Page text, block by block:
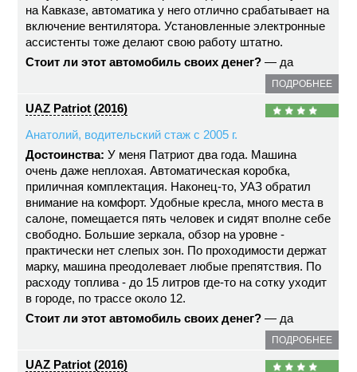
на Кавказе, автоматика у него отлично срабатывает на
включение вентилятора. Установленные электронные
ассистенты тоже делают свою работу штатно.
Стоит ли этот автомобиль своих денег? — да
ПОДРОБНЕЕ
UAZ Patriot (2016)
Анатолий, водительский стаж с 2005 г.
Достоинства: У меня Патриот два года. Машина
очень даже неплохая. Автоматическая коробка,
приличная комплектация. Наконец-то, УАЗ обратил
внимание на комфорт. Удобные кресла, много места в
салоне, помещается пять человек и сидят вполне себе
свободно. Большие зеркала, обзор на уровне -
практически нет слепых зон. По проходимости держат
марку, машина преодолевает любые препятствия. По
расходу топлива - до 15 литров где-то на сотку уходит
в городе, по трассе около 12.
Стоит ли этот автомобиль своих денег? — да
ПОДРОБНЕЕ
UAZ Patriot (2016)